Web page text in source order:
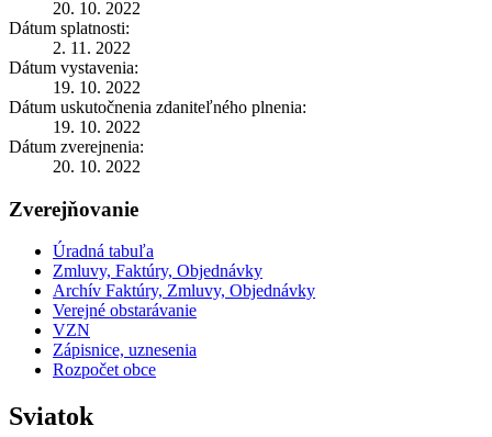
20. 10. 2022
Dátum splatnosti:
2. 11. 2022
Dátum vystavenia:
19. 10. 2022
Dátum uskutočnenia zdaniteľného plnenia:
19. 10. 2022
Dátum zverejnenia:
20. 10. 2022
Zverejňovanie
Úradná tabuľa
Zmluvy, Faktúry, Objednávky
Archív Faktúry, Zmluvy, Objednávky
Verejné obstarávanie
VZN
Zápisnice, uznesenia
Rozpočet obce
Sviatok